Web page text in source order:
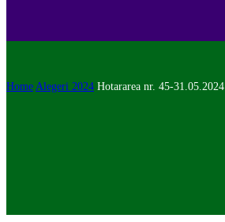
Home Alegeri 2024 Hotararea nr. 45-31.05.2024